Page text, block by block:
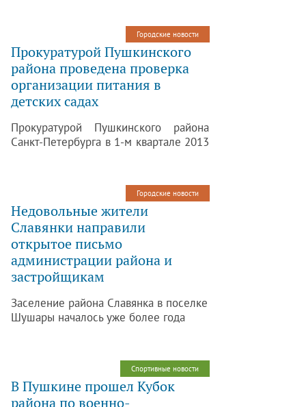
рационального проекта «Здоровье» в
СПб ГУЗ «Детская поликлиника № 49»
(далее Учреждение) в части
диспансерного наблюдения детей
первого года жизни, по результатам
которой выявлены нарушения
действующего законодательства.
Городские новости
Прокуратурой Пушкинского
района проведена проверка
организации питания в
детских садах
Прокуратурой Пушкинского района
Санкт-Петербурга в 1-м квартале 2013
образовательных учреждениях –
детских садах Пушкинского района
Санкт-Петербурга.
Городские новости
Недовольные жители
Славянки направили
открытое письмо
администрации района и
застройщикам
Заселение района Славянка в поселке
Шушары началось уже более года
поэтому жители нескольких домов
составили открытое письмо со
списком основных претензий к
администрации района и теперь
Спортивные новости
В Пушкине прошел Кубок
района по военно-